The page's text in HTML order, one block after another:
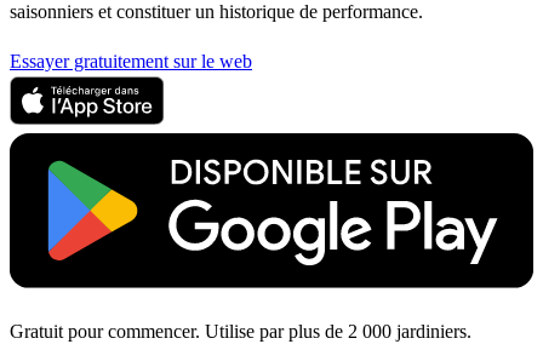
saisonniers et constituer un historique de performance.
Essayer gratuitement sur le web
Gratuit pour commencer. Utilise par plus de 2 000 jardiniers.